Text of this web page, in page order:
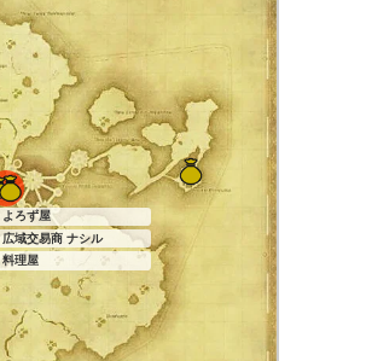
よろず屋
広域交易商 ナシル
料理屋